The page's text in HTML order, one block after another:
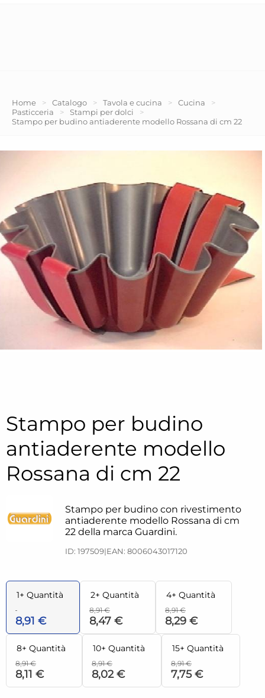
Home > Catalogo > Tavola e cucina > Cucina
>
Pasticceria
> Stampi per dolci
>
Stampo per budino antiaderente modello Rossana di cm 22
Stampo per budino
antiaderente modello
Rossana di cm 22
Stampo per budino con rivestimento
antiaderente modello Rossana di cm
22 della marca Guardini.
ID: 197509|EAN: 8006043017120
1+ Quantità
8,91 €
2+ Quantità
8,91 €
8,47 €
4+ Quantità
8,91 €
8,29 €
8+ Quantità
8,91 €
8,11 €
10+ Quantità
8,91 €
8,02 €
15+ Quantità
8,91 €
7,75 €